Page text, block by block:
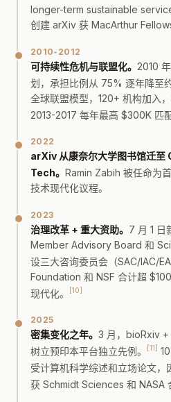
longer-term sustainable
创建 arXiv 获 MacArthur
2010-2012
可持续性危机与联盟化。 2010
划，承担比例从 75% 逐年降至约
全球联盟模型，120+ 机构加入
2013-2017 每年最高 $300K 匹配
2022
arXiv 从康奈尔大学图书馆迁
Tech。 Ramin Zabih 被任命为
技术现代化议程。
2023
治理改革 + 重大资助。 7 月 1 日
Member Advisory Board 和
设三大咨询委员会（SAC/IAC/
Foundation 和 NSF 合计超
现代化。
[10]
2025
密集变化之年。 3 月，bioRxiv +
树立预印本平台独立先例。
[11]
受计算机科学综述和立场论文，
获 Schmidt Sciences 和 NASA